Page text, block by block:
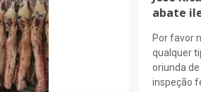
abate
Por favor
qualquer
oriunda
inspeção